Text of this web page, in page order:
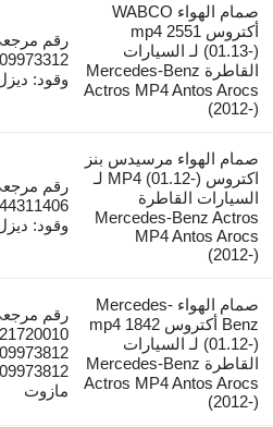
صمام الهواء WABCO
أكتروس mp4 2551
(01.13-) لـ السيارات
القاطرة Mercedes-Benz
Actros MP4 Antos Arocs
(2012-)
وقود:
صمام الهواء مرسيدس بنز
اكتروس MP4 (01.12-) لـ
السيارات القاطرة
Mercedes-Benz Actros
MP4 Antos Arocs
(2012-)
وقود:
صمام الهواء Mercedes-
Benz أكتروس mp4 1842
(01.12-) لـ السيارات
القاطرة Mercedes-Benz
Actros MP4 Antos Arocs
(2012-)
مازوت